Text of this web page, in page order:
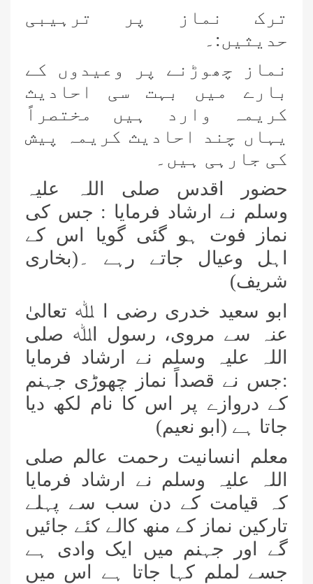
ترک نماز پر ترہیبی
حدیثیں:۔
نماز چھوڑنے پر وعیدوں کے
بارے میں بہت سی احادیث
کریمہ وارد ہیں مختصراً
یہاں چند احادیث کریمہ پیش
کی جارہی ہیں۔
حضور اقدس صلی اللہ علیہ
وسلم نے ارشاد فرمایا : جس کی
نماز فوت ہو گئی گویا اس کے
اہل وعیال جاتے رہے ۔(بخاری
شریف)
ابو سعید خدری رضی ا ﷲ تعالیٰ
عنہ سے مروی، رسول اﷲ صلی
اللہ علیہ وسلم نے ارشاد فرمایا
:جس نے قصداً نماز چھوڑی جہنم
کے دروازے پر اس کا نام لکھ دیا
جاتا ہے (ابو نعیم)
معلم انسانیت رحمت عالم صلی
اللہ علیہ وسلم نے ارشاد فرمایا
کہ قیامت کے دن سب سے پہلے
تارکین نماز کے منھ کالے کئے جائیں
گے اور جہنم میں ایک وادی ہے
جسے لملم کہا جاتا ہے اس میں